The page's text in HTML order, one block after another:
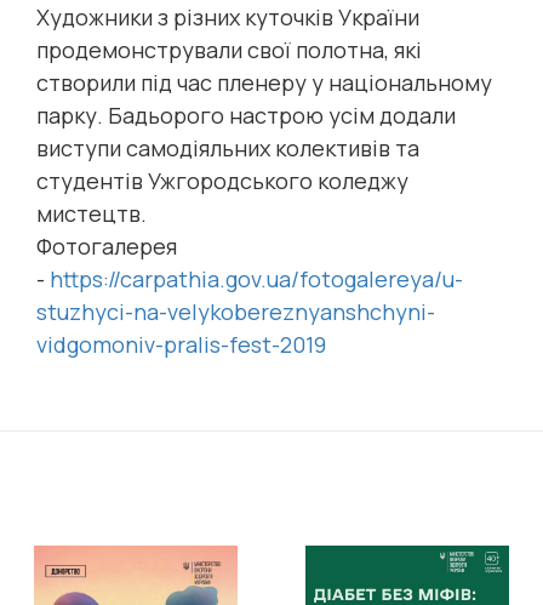
Художники з різних куточків України
продемонстрували свої полотна, які
створили під час пленеру у національному
парку. Бадьорого настрою усім додали
виступи самодіяльних колективів та
студентів Ужгородського коледжу
мистецтв.
Фотогалерея
- https://carpathia.gov.ua/fotogalereya/u-
stuzhyci-na-velykobereznyanshchyni-
vidgomoniv-pralis-fest-2019